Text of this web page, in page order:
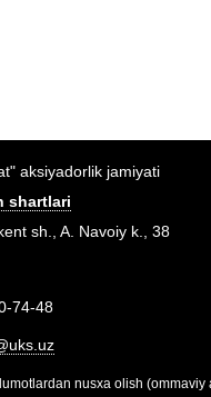
aksiyadorlik jamiyati
shartlari
sh., A. Navoiy k., 38
74-48
nusxa olish